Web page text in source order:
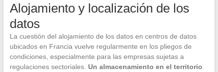
Alojamiento y localización de los
datos
La cuestión del alojamiento de los datos en centros de datos
ubicados en Francia vuelve regularmente en los pliegos de
condiciones, especialmente para las empresas sujetas a
regulaciones sectoriales. Un almacenamiento en el territorio